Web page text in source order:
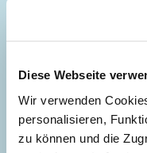
Diese Webseite
Wir verwenden
personalisieren,
zu können und die